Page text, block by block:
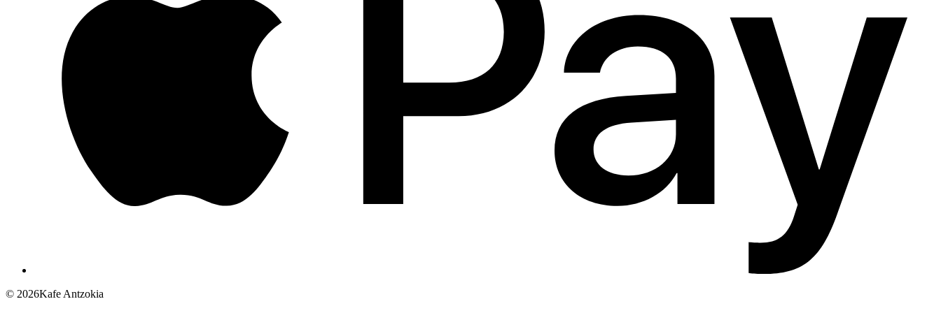
© 2026Kafe Antzokia